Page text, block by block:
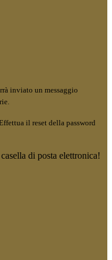
inviato un messaggio
il reset della password
di posta elettronica!